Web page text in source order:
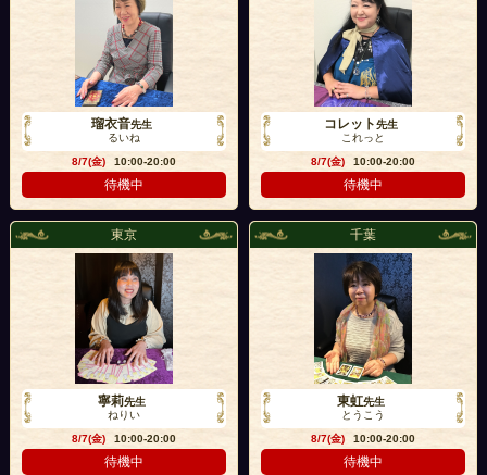
瑠衣音先生
るいね
8/7(金)
10:00-20:00
待機中
コレット先生
これっと
8/7(金)
10:00-20:00
待機中
東京
寧莉先生
ねりい
8/7(金)
10:00-20:00
待機中
千葉
東虹先生
とうこう
8/7(金)
10:00-20:00
待機中